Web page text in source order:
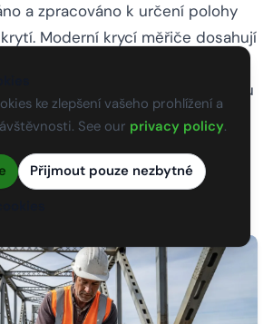
a zpracováno k určení polohy
Moderní krycí měřiče dosahují
mm a mohou detekovat pruty do
mm v závislosti na velikosti prutu
(GPR) při vyšších
GHz) může také mapovat
a odhadovat krytí na velkých
poněkud nižší přesností hloubky
krycí měřiče.
ke zlepšení vašeho prohlížení a
See our privacy policy.
Přijmout pouze nezbytné